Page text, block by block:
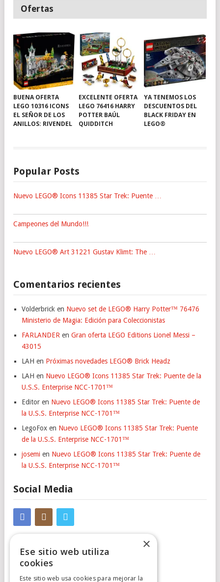
Ofertas
BUENA OFERTA
LEGO 10316 ICONS
EL SEÑOR DE LOS
ANILLOS: RIVENDEL
EXCELENTE OFERTA
LEGO 76416 HARRY
POTTER BAÚL
QUIDDITCH
YA TENEMOS LOS
DESCUENTOS DEL
BLACK FRIDAY EN
LEGO®
Popular Posts
Nuevo LEGO® Icons 11385 Star Trek: Puente …
Campeones del Mundo!!!
Nuevo LEGO® Art 31221 Gustav Klimt: The …
Comentarios recientes
Volderbrick en Nuevo set de LEGO® Harry Potter™ 76476
Ministerio de Magia: Edición para Coleccionistas
FARLANDER en Gran oferta LEGO Editions Lionel Messi –
43015
LAH en Próximas novedades LEGO® Brick Headz
LAH en Nuevo LEGO® Icons 11385 Star Trek: Puente de la
U.S.S. Enterprise NCC-1701™
Editor en Nuevo LEGO® Icons 11385 Star Trek: Puente de
la U.S.S. Enterprise NCC-1701™
LegoFox en Nuevo LEGO® Icons 11385 Star Trek: Puente
de la U.S.S. Enterprise NCC-1701™
josemi en Nuevo LEGO® Icons 11385 Star Trek: Puente de
la U.S.S. Enterprise NCC-1701™
Social Media
×
Ese sitio web utiliza
cookies
Este sitio web usa cookies para mejorar la